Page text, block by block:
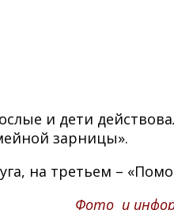
и дети
зарницы».
на третьем –
Фото и